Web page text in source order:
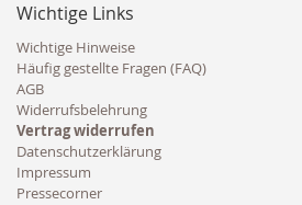
Wichtige Links
Wichtige Hinweise
Häufig gestellte Fragen (FAQ)
AGB
Widerrufsbelehrung
Vertrag widerrufen
Datenschutzerklärung
Impressum
Pressecorner